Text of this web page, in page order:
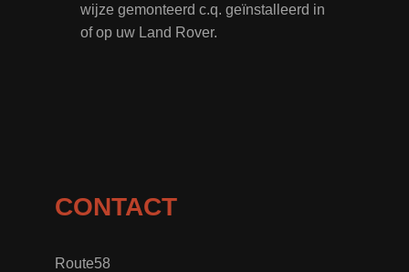
wijze gemonteerd c.q. geïnstalleerd in
of op uw Land Rover.
CONTACT
Route58